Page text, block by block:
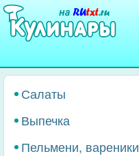
Перейти
основному
Салаты
Выпечка
Пельмени, вареники